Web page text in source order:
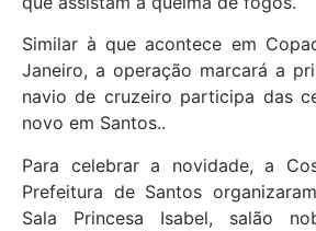
Similar à que acontece em
Janeiro, a operação marcará a
navio de cruzeiro participa das
novo em Santos..
Para celebrar a novidade, a
Prefeitura de Santos
Sala Princesa Isabel, salão